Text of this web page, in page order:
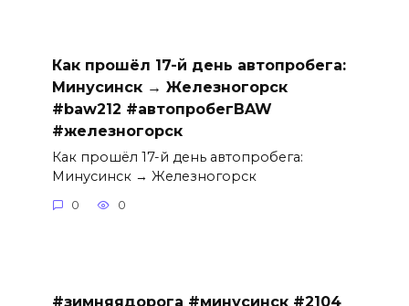
Как прошёл 17-й день автопробега:
Минусинск → Железногорск
#baw212 #автопробегBAW
#железногорск
Как прошёл 17-й день автопробега:
Минусинск → Железногорск
0 0
#зимняядорога #минусинск #2104